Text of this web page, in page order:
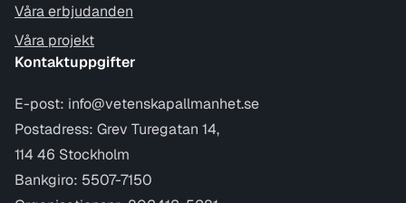
Våra erbjudanden
Våra projekt
Kontaktuppgifter
E-post: info@vetenskapallmanhet.se
Postadress: Grev Turegatan 14,
114 46 Stockholm
Bankgiro: 5507-7150